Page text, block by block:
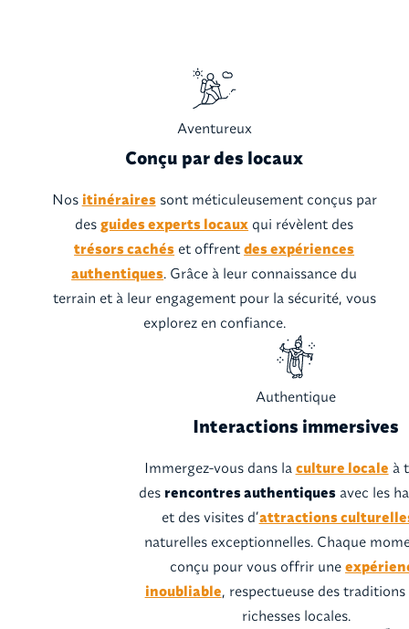
Aventureux
Conçu par des locaux
Nos itinérairessont méticuleusement conçus par
desguides experts locaux qui révèlent des
trésors cachés et offrentdes expériences
authentiques. Grâce à leur connaissance du
terrain et à leur engagement pour la sécurité, vous
explorez en confiance.
Authentique
Interactions immersives
Immergez-vous dans la culture locale à
des rencontres authentiquesavec les
et des visites d’attractions
naturelles exceptionnelles. Chaque
conçu pour vous offrir une
inoubliable, respectueuse des traditions
richesses locales.